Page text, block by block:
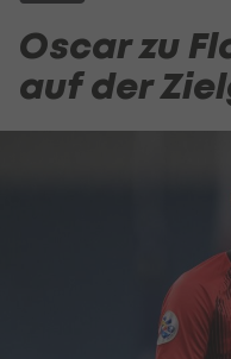
Oscar zu
auf der